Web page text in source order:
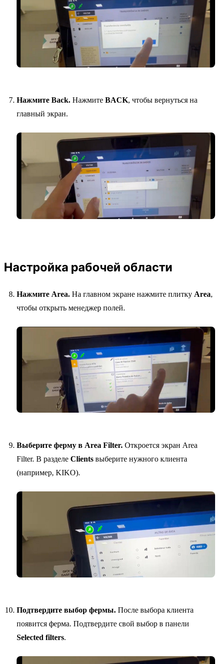
Нажмите Back. Нажмите BACK, чтобы вернуться на
главный экран.
Настройка рабочей области
Нажмите Area. На главном экране нажмите плитку Area,
чтобы открыть менеджер полей.
Выберите ферму в Area Filter. Откроется экран Area
Filter. В разделе Clients выберите нужного клиента
(например, KIKO).
Подтвердите выбор фермы. После выбора клиента
появится ферма. Подтвердите свой выбор в панели
Selected filters.